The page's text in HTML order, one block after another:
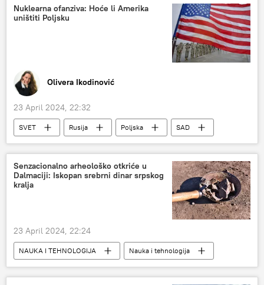
Nuklearna ofanziva: Hoće li Amerika
uništiti Poljsku
Olivera Ikodinović
23 April 2024, 22:32
SVET Rusija Poljska
SAD
nuklearno oružje
Analize i mišljenja
geopolitika
konflikt
Ministarstvo odbrane Rusije
Senzacionalno arheološko otkriće u
Dalmaciji: Iskopan srebrni dinar srpskog
kralja
23 April 2024, 22:24
NAUKA I TEHNOLOGIJA
Nauka i tehnologija
Društvo
Srbija – društvo